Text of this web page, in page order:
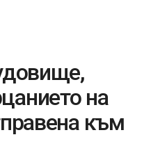
на
към